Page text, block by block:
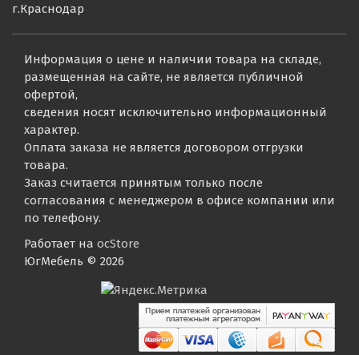
г.Краснодар
Информация о цене и наличии товара на складе,
размещенная на сайте, не является публичной
офертой,
сведения носят исключительно информационный
характер.
Оплата заказа не является договором отгрузки
товара.
Заказ считается принятым только после
согласования с менеджером в офисе компании или
по телефону.
Работает на ocStore
ЮгМебель © 2026